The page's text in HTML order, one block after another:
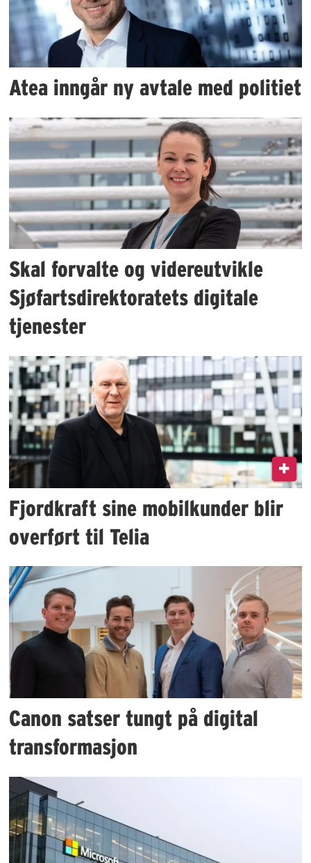
Atea inngår ny avtale med politiet
Skal forvalte og videreutvikle
Sjøfartsdirektoratets digitale
tjenester
Fjordkraft sine mobilkunder blir
overført til Telia
Canon satser tungt på digital
transformasjon